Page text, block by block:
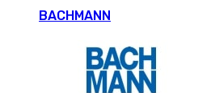
BACHMANN